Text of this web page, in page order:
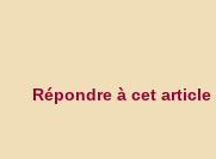
Répondre à cet article